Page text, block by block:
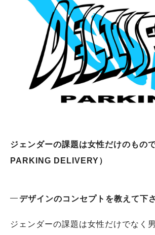
ジェンダーの課題は女性だけのもの
PARKING DELIVERY）
デザインのコンセプトを教えて下さ
ジェンダーの課題は女性だけでなく